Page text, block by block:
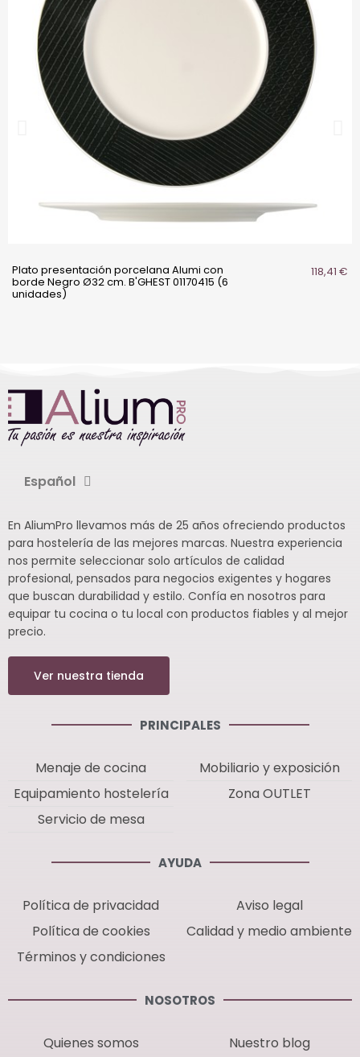
Plato presentación porcelana Alumi con
borde Negro Ø32 cm. B'GHEST 01170415 (6
unidades)
118,41 €
Español
En AliumPro llevamos más de 25 años ofreciendo productos
para hostelería de las mejores marcas. Nuestra experiencia
nos permite seleccionar solo artículos de calidad
profesional, pensados para negocios exigentes y hogares
que buscan durabilidad y estilo. Confía en nosotros para
equipar tu cocina o tu local con productos fiables y al mejor
precio.
Ver nuestra tienda
PRINCIPALES
Menaje de cocina
Equipamiento hostelería
Servicio de mesa
Mobiliario y exposición
Zona OUTLET
AYUDA
Política de privacidad
Política de cookies
Términos y condiciones
Aviso legal
Calidad y medio ambiente
NOSOTROS
Quienes somos Nuestro blog